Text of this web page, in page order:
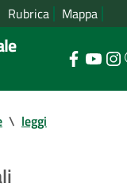
Rubrica Mappa
\ leggi